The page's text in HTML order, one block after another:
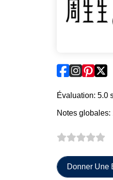
Évaluation: 5.0
Notes globales: